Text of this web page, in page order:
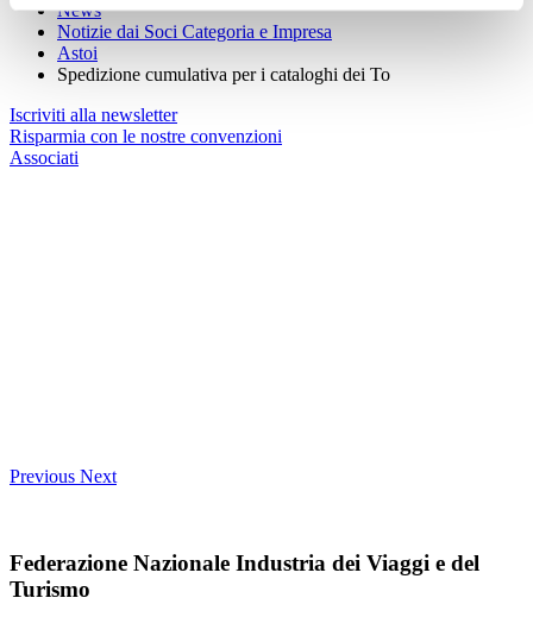
News
Notizie dai Soci Categoria e Impresa
Astoi
Spedizione cumulativa per i cataloghi dei To
Iscriviti alla newsletter
Risparmia con le nostre convenzioni
Associati
Previous Next
Federazione Nazionale Industria dei Viaggi e del
Turismo